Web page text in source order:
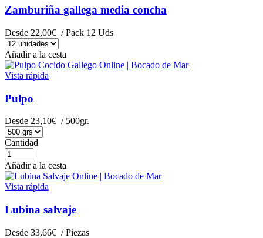
Zamburiña gallega media concha
Desde 22,00€ / Pack 12 Uds
Añadir a la cesta
Vista rápida
Pulpo
Desde 23,10€ / 500gr.
Cantidad
Añadir a la cesta
Vista rápida
Lubina salvaje
Desde 33,66€ / Piezas